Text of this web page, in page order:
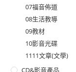
07福音佈道
08生活教導
09教材
10影音光碟
1111文章(文學)
CD&影音產品